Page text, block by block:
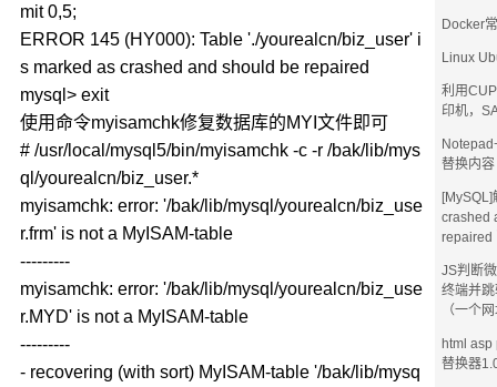
mit 0,5;
ERROR 145 (HY000): Table './yourealcn/biz_user' i
s marked as crashed and should be repaired
mysql> exit
使用命令myisamchk修复数据库的MYI文件即可
# /usr/local/mysql5/bin/myisamchk -c -r /bak/lib/mys
ql/yourealcn/biz_user.*
myisamchk: error: '/bak/lib/mysql/yourealcn/biz_use
r.frm' is not a MyISAM-table
---------
myisamchk: error: '/bak/lib/mysql/yourealcn/biz_use
r.MYD' is not a MyISAM-table
---------
- recovering (with sort) MyISAM-table '/bak/lib/mysq
Docker
Linux
利用
印机，
替换内容
crashed
repaired
JS判断
终端并
（一个
html asp
替换器